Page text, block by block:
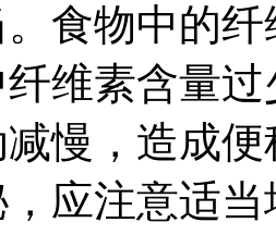
食物中的
维素含量
减慢，造
应注意适